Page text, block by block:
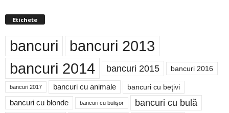
Etichete
bancuri bancuri 2013
bancuri 2014 bancuri 2015 bancuri 2016
bancuri 2017 bancuri cu animale bancuri cu beţivi
bancuri cu blonde bancuri cu bulişor bancuri cu bulă